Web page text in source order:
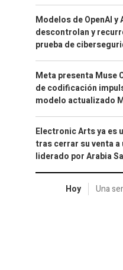
Modelos de OpenAI y
descontrolan y
prueba de
Meta presenta Muse
de codificación
modelo actualizado
Electronic Arts ya es
tras cerrar su venta
liderado por Arabia
Hoy Una